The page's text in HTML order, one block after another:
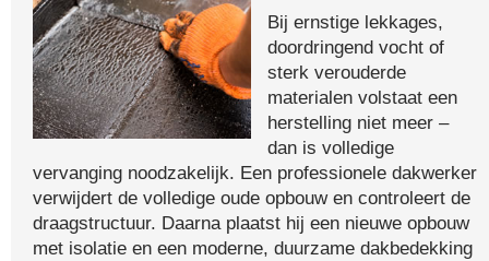
Bij ernstige lekkages,
doordringend vocht of
sterk verouderde
materialen volstaat een
herstelling niet meer –
dan is volledige
vervanging noodzakelijk. Een professionele dakwerker
verwijdert de volledige oude opbouw en controleert de
draagstructuur. Daarna plaatst hij een nieuwe opbouw
met isolatie en een moderne, duurzame dakbedekking